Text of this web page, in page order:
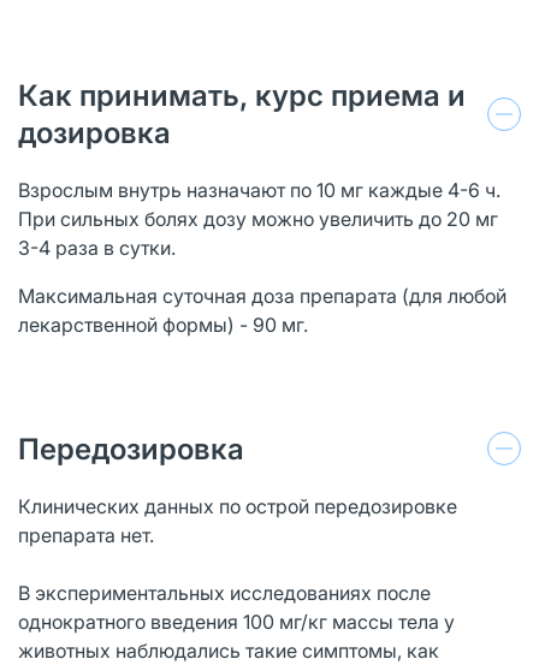
Как принимать, курс приема и
дозировка
Взрослым внутрь назначают по 10 мг каждые 4-6 ч.
При сильных болях дозу можно увеличить до 20 мг
3-4 раза в сутки.
Максимальная суточная доза препарата (для любой
лекарственной формы) - 90 мг.
Передозировка
Клинических данных по острой передозировке
препарата нет.
В экспериментальных исследованиях после
однократного введения 100 мг/кг массы тела у
животных наблюдались такие симптомы, как